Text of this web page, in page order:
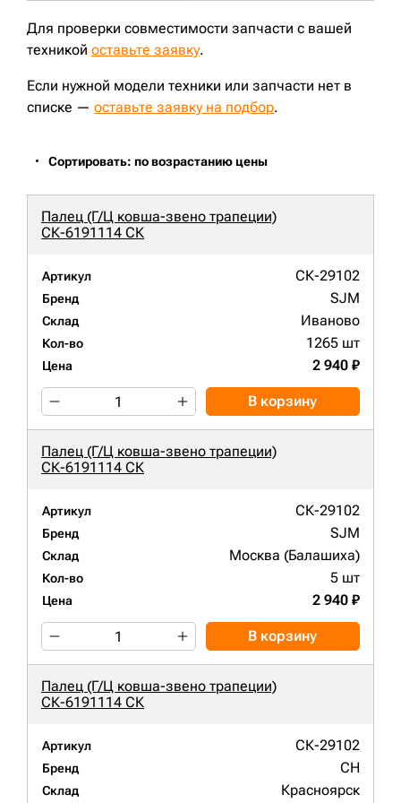
Для проверки совместимости запчасти с вашей
техникой оставьте заявку.
Если нужной модели техники или запчасти нет в
списке — оставьте заявку на подбор.
Сортировать: по возрастанию цены
Палец (Г/Ц ковша-звено трапеции)
СК-6191114 СК
Артикул СК-29102
Бренд SJM
Склад Иваново
Кол-во 1265 шт
Цена 2 940 ₽
В корзину
Палец (Г/Ц ковша-звено трапеции)
СК-6191114 СК
Артикул СК-29102
Бренд SJM
Склад Москва (Балашиха)
Кол-во 5 шт
Цена 2 940 ₽
В корзину
Палец (Г/Ц ковша-звено трапеции)
СК-6191114 СК
Артикул СК-29102
Бренд CH
Склад Красноярск